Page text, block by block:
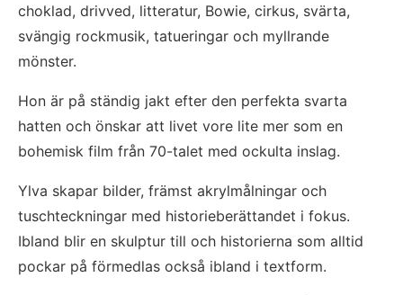
choklad, drivved, litteratur, Bowie, cirkus, svärta,
svängig rockmusik, tatueringar och myllrande
mönster.
Hon är på ständig jakt efter den perfekta svarta
hatten och önskar att livet vore lite mer som en
bohemisk film från 70-talet med ockulta inslag.
Ylva skapar bilder, främst akrylmålningar och
tuschteckningar med historieberättandet i fokus.
Ibland blir en skulptur till och historierna som alltid
pockar på förmedlas också ibland i textform.